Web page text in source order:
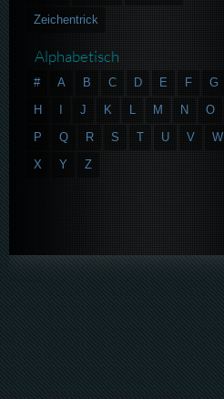
Zeichentrick
Alphabetisch
# A B C D E F
G
H
J K L M N
O
P
Q R S T U V
W
X
Y Z